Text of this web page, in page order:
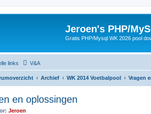
Jeroen's PHP/
Gratis PHP/Mysql WK 2026 pool
links V&A
Archief WK 2014 Voetbalpool Vragen
en oplossingen
Jeroen